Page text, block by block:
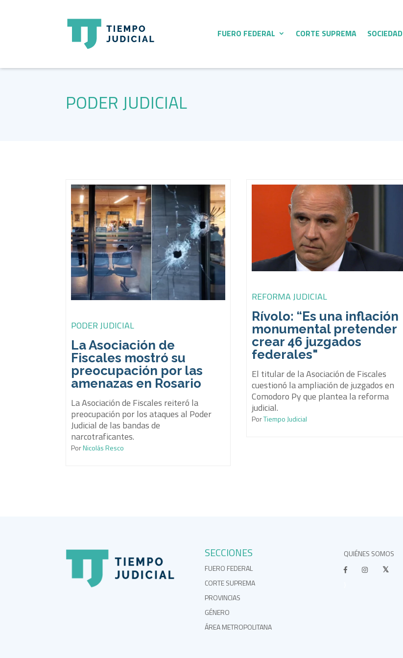
FUERO FEDERAL CORTE SUPREMA SOCIEDAD
PODER JUDICIAL
PODER JUDICIAL
La Asociación de
Fiscales mostró su
preocupación por las
amenazas en Rosario
La Asociación de Fiscales reiteró la
preocupación por los ataques al Poder
Judicial de las bandas de
narcotraficantes.
PorNicolás Resco
REFORMA JUDICIAL
Rívolo: “Es una inflación
monumental pretender
crear 46 juzgados
federales"
El titular de la Asociación de Fiscales
cuestionó la ampliación de juzgados en
Comodoro Py que plantea la reforma
judicial.
PorTiempo Judicial
SECCIONES
FUERO FEDERAL
CORTE SUPREMA
PROVINCIAS
GÉNERO
ÁREA METROPOLITANA
QUIÉNES SOMOS